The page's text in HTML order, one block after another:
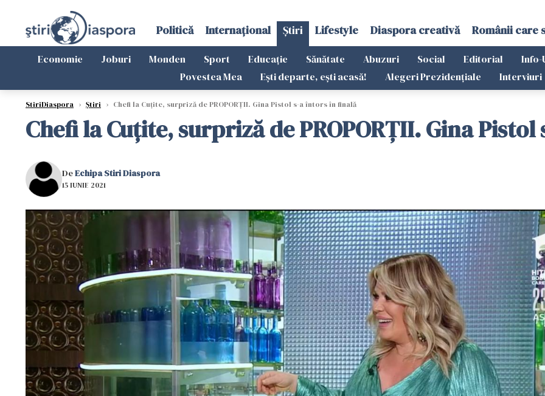
Politică Internațional Știri Lifestyle Diaspora creativă Românii care
Economie Joburi Monden Sport Educație Sănătate Abuzuri Social Editorial Info-
Povestea Mea
Ești departe, ești acasă! Alegeri Prezidențiale Interviuri
StiriDiaspora › Știri › Chefi la Cuțite, surpriză de PROPORȚII. Gina Pistol s-a întors în finală
Chefi la Cuțite, surpriză de PROPORȚII. Gina
DeEchipa Stiri Diaspora
15 IUNIE 2021